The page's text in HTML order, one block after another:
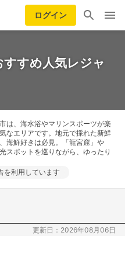
ログイン
すすめ人気レジャ
は、海水浴やマリンスポーツが楽
なエリアです。地元で採れた新鮮
海鮮好きは必見。「龍宮窟」や
スポットを巡りながら、ゆったり
を利用しています
更新日：2026年08月06日